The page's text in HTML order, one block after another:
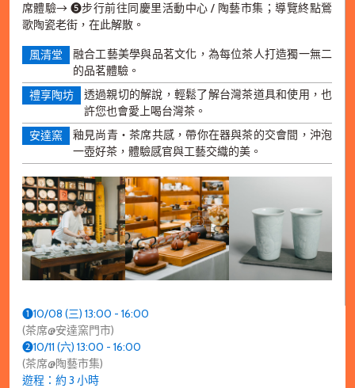
席體驗→ ➎步行前往同慶里活動中心 / 陶藝市集；導覽終點鶯
歌陶瓷老街，在此解散。
風清堂
融合工藝美學與品茗文化，為每位茶人打造獨一無二
的品茗體驗。
禮享陶坊
透過親切的解說，輕鬆了解台灣茶道具和使用，也
許您也會愛上喝台灣茶。
安達窯
釉見尚青・茶席共感，帶你在器與茶的交會間，沖泡
一壺好茶，體驗感官與工藝交織的美。
➊10/08 (三) 13:00 - 16:00
(茶席@安達窯門市)
➋10/11 (六) 13:00 - 16:00
(茶席@陶藝市集)
遊程：約 3 小時